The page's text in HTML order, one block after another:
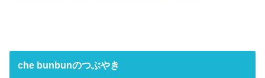
che bunbunのつぶやき